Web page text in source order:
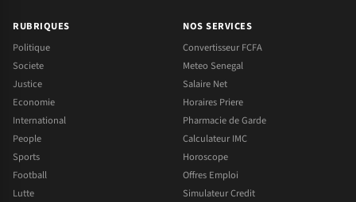
RUBRIQUES
Politique
Societe
Justice
Economie
International
People
Sports
Football
Lutte
NOS SERVICES
Convertisseur FCFA
Meteo Senegal
Salaire Net
Horaires Priere
Pharmacie de Garde
Calculateur IMC
Horoscope
Offres Emploi
Simulateur Credit